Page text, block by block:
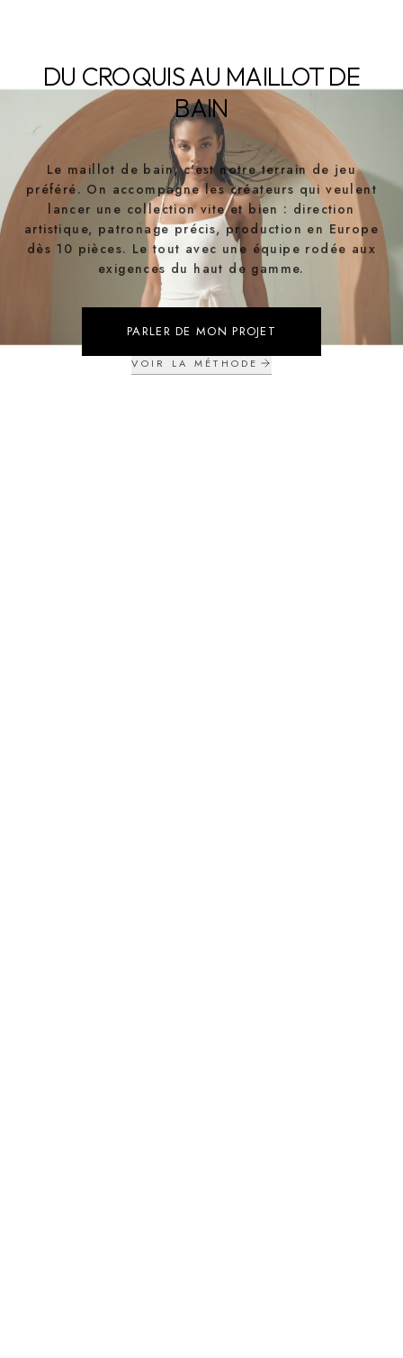
DU CROQUIS AU MAILLOT DE
BAIN
Le maillot de bain, c'est notre terrain de jeu
préféré. On accompagne les créateurs qui veulent
lancer une collection vite et bien : direction
artistique, patronage précis, production en Europe
dès 10 pièces. Le tout avec une équipe rodée aux
exigences du haut de gamme.
PARLER DE MON PROJET
VOIR LA MÉTHODE